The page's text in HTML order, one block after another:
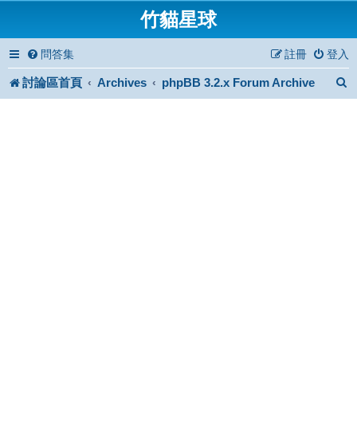
竹貓星球
問答集 登入
註冊
討論區首頁 Archives phpBB 3.2.x Forum Archive